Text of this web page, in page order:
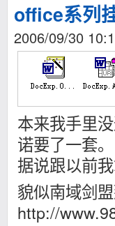
office系列
2006/09/30
本来我手里
诺要了一套。
据说跟以前
貌似南域剑
http://